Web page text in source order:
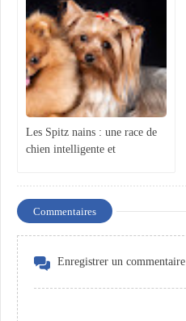
Les Spitz nains : une race de
chien intelligente et
Commentaires
Enregistrer un commentaire